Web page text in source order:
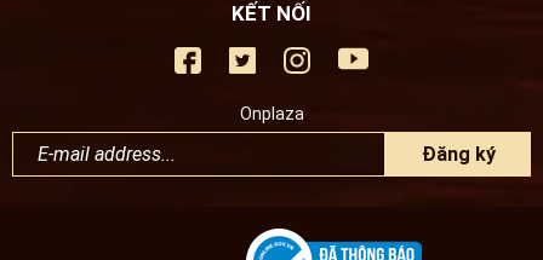
KẾT NỐI
Onplaza
Đăng ký